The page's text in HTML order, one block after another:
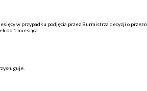
w przypadku podjęcia przez Burmistrza decyzji o
do 1 miesiąca.